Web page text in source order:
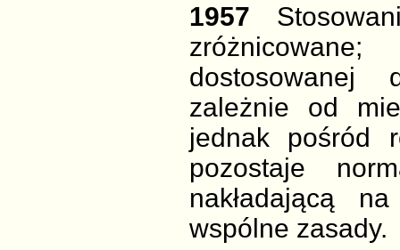
1957
dostosowanej
zależnie od
jednak pośród
pozostaje
nakładającą
wspólne zasady.